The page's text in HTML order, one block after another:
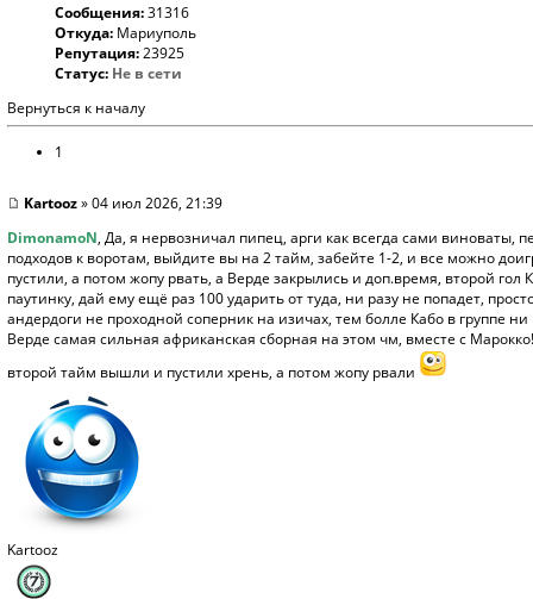
Сообщения:31316
Откуда: Мариуполь
Репутация:23925
Статус: Не в сети
Вернуться к началу
1
Kartooz» 04 июл 2026, 21:39
DimonamoN, Да, я нервозничал пипец, арги как всегда сами
подходов к воротам, выйдите вы на 2 тайм, забейте 1-2, и все можно
пустили, а потом жопу рвать, а Верде закрылись и доп.время, второй гол
паутинку, дай ему ещё раз 100 ударить от туда, ни разу не попадет,
андердоги не проходной соперник на изичах, тем болле Кабо в группе
Верде самая сильная африканская сборная на этом чм, вместе с
второй тайм вышли и пустили хрень, а потом жопу рвали
Kartooz